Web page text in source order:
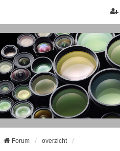
Forum overzicht